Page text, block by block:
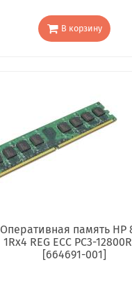
В корзину
Оперативная память HP
1Rx4 REG ECC PC3-
[664691-001]